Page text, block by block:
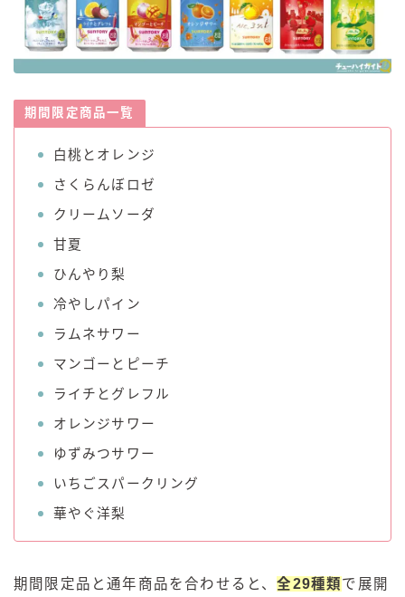
期間限定商品一覧
白桃とオレンジ
さくらんぼロゼ
クリームソーダ
甘夏
ひんやり梨
冷やしパイン
ラムネサワー
マンゴーとピーチ
ライチとグレフル
オレンジサワー
ゆずみつサワー
いちごスパークリング
華やぐ洋梨
期間限定品と通年商品を合わせると、全29種類で展開